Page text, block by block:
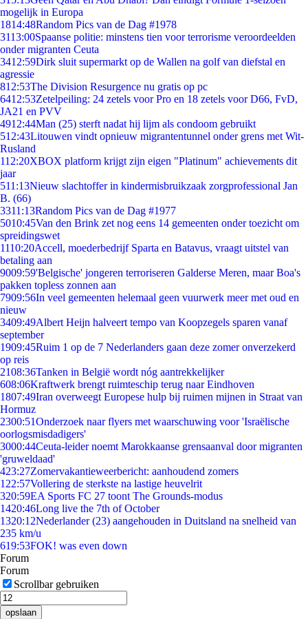
mogelijk in Europa
1814:48Random Pics van de Dag #1978
3113:00Spaanse politie: minstens tien voor terrorisme veroordeelden
onder migranten Ceuta
3412:59Dirk sluit supermarkt op de Wallen na golf van diefstal en
agressie
812:53The Division Resurgence nu gratis op pc
6412:53Zetelpeiling: 24 zetels voor Pro en 18 zetels voor D66, FvD,
JA21 en PVV
4912:44Man (25) sterft nadat hij lijm als condoom gebruikt
512:43Litouwen vindt opnieuw migrantentunnel onder grens met Wit-
Rusland
112:20XBOX platform krijgt zijn eigen "Platinum" achievements dit
jaar
511:13Nieuw slachtoffer in kindermisbruikzaak zorgprofessional Jan
B. (66)
3311:13Random Pics van de Dag #1977
5010:45Van den Brink zet nog eens 14 gemeenten onder toezicht om
spreidingswet
1110:20Accell, moederbedrijf Sparta en Batavus, vraagt uitstel van
betaling aan
9009:59'Belgische' jongeren terroriseren Galderse Meren, maar Boa's
pakken topless zonnen aan
7909:56In veel gemeenten helemaal geen vuurwerk meer met oud en
nieuw
3409:49Albert Heijn halveert tempo van Koopzegels sparen vanaf
september
1909:45Ruim 1 op de 7 Nederlanders gaan deze zomer onverzekerd
op reis
2108:36Tanken in België wordt nóg aantrekkelijker
608:06Kraftwerk brengt ruimteschip terug naar Eindhoven
1807:49Iran overweegt Europese hulp bij ruimen mijnen in Straat van
Hormuz
2300:51Onderzoek naar flyers met waarschuwing voor 'Israëlische
oorlogsmisdadigers'
3000:44Ceuta-leider noemt Marokkaanse grensaanval door migranten
'gruweldaad'
423:27Zomervakantieweerbericht: aanhoudend zomers
1 22:57Vollering de sterkste na lastige heuvelrit
320:59EA Sports FC 27 toont The Grounds-modus
1420:46Long live the 7th of October
1320:12Nederlander (23) aangehouden in Duitsland na snelheid van
235 km/u
619:53FOK! was even down
Forum
Forum
Scrollbar gebruiken
opslaan